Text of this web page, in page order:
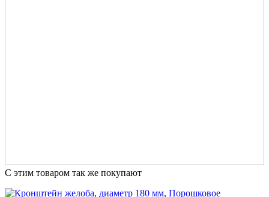
С этим товаром так же покупают